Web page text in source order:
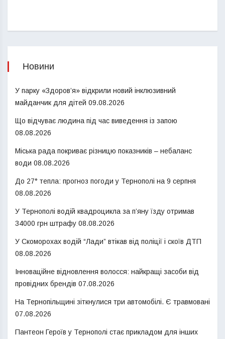
Новини
У парку «Здоров’я» відкрили новий інклюзивний
майданчик для дітей 09.08.2026
Що відчуває людина під час виведення із запою
08.08.2026
Міська рада покриває різницю показників – небаланс
води 08.08.2026
До 27° тепла: прогноз погоди у Тернополі на 9 серпня
08.08.2026
У Тернополі водій квадроцикла за п’яну їзду отримав
34000 грн штрафу 08.08.2026
У Скоморохах водій “Лади” втікав від поліції і скоїв ДТП
08.08.2026
Інноваційне відновлення волосся: найкращі засоби від
провідних брендів 07.08.2026
На Тернопільщині зіткнулися три автомобілі. Є травмовані
07.08.2026
Пантеон Героїв у Тернополі стає прикладом для інших